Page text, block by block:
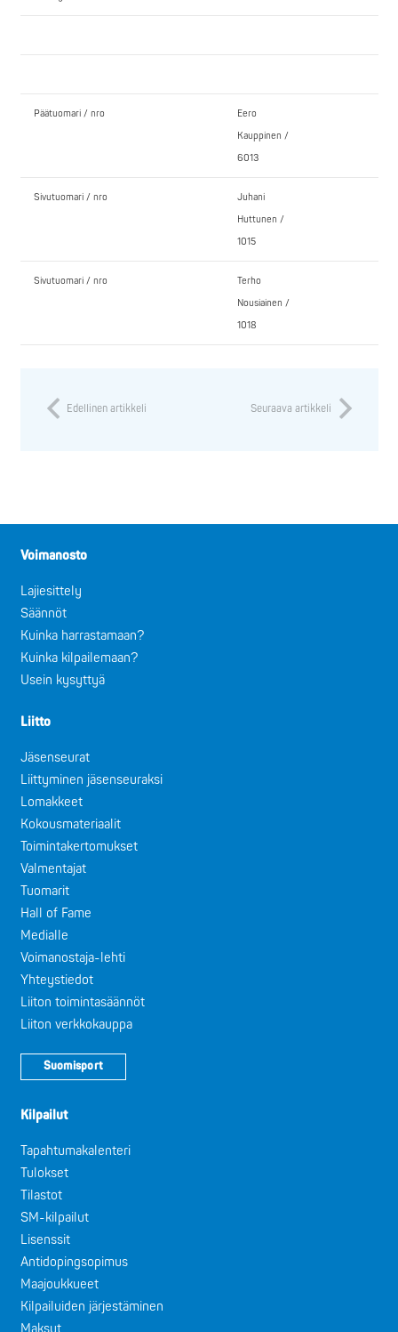
Päätuomari / nro
Eero
Kauppinen /
6013
Sivutuomari / nro
Juhani
Huttunen /
1015
Sivutuomari / nro
Terho
Nousiainen /
1018
Edellinen artikkeli Seuraava artikkeli
Voimanosto
Lajiesittely
Säännöt
Kuinka harrastamaan?
Kuinka kilpailemaan?
Usein kysyttyä
Liitto
Jäsenseurat
Liittyminen jäsenseuraksi
Lomakkeet
Kokousmateriaalit
Toimintakertomukset
Valmentajat
Tuomarit
Hall of Fame
Medialle
Voimanostaja-lehti
Yhteystiedot
Liiton toimintasäännöt
Liiton verkkokauppa
Suomisport
Kilpailut
Tapahtumakalenteri
Tulokset
Tilastot
SM-kilpailut
Lisenssit
Antidopingsopimus
Maajoukkueet
Kilpailuiden järjestäminen